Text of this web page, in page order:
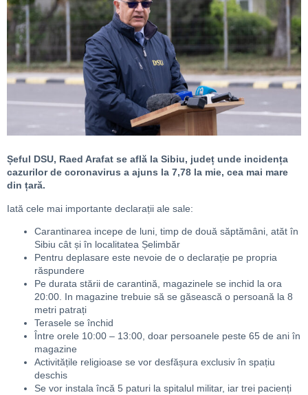
Șeful DSU, Raed Arafat se află la Sibiu, județ unde incidența
cazurilor de coronavirus a ajuns la 7,78 la mie, cea mai mare
din țară.
Iată cele mai importante declarații ale sale:
Carantinarea incepe de luni, timp de două săptămâni, atăt în
Sibiu cât și în localitatea Șelimbăr
Pentru deplasare este nevoie de o declarație pe propria
răspundere
Pe durata stării de carantină, magazinele se inchid la ora
20:00. In magazine trebuie să se găsească o persoană la 8
metri patrați
Terasele se închid
Între orele 10:00 – 13:00, doar persoanele peste 65 de ani în
magazine
Activitățile religioase se vor desfășura exclusiv în spațiu
deschis
Se vor instala încă 5 paturi la spitalul militar, iar trei pacienți